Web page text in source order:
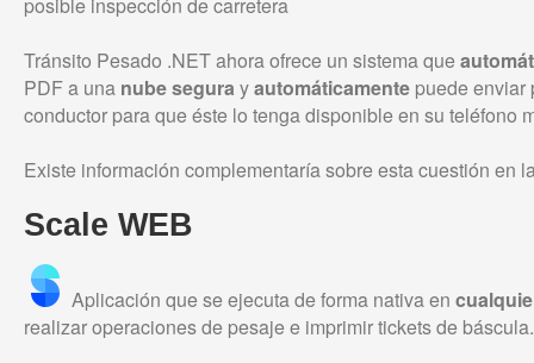
Tránsito Pesado .NET ahora ofrece un sistema que
PDF a una nube segura yautomáticamente puede enviar
conductor para que éste lo tenga disponible en su teléfono
Existe información complementaría sobre esta cuestión en
Scale WEB
Aplicación que se ejecuta de forma nativa en
realizar operaciones de pesaje e imprimir tickets de